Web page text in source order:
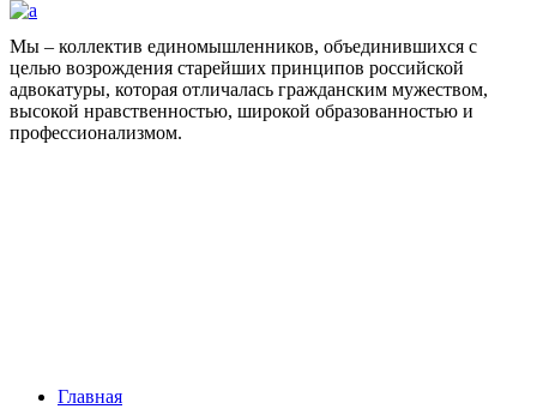
Мы – коллектив единомышленников, объединившихся с
целью возрождения старейших принципов российской
адвокатуры, которая отличалась гражданским мужеством,
высокой нравственностью, широкой образованностью и
профессионализмом.
Главная